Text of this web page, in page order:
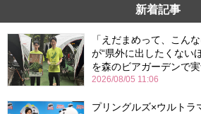
新着記事
「えだまめって、こん
が“県外に出したくない
を森のビアガーデンで
2026/08/05 11:06
プリングルズ×ウルトラ